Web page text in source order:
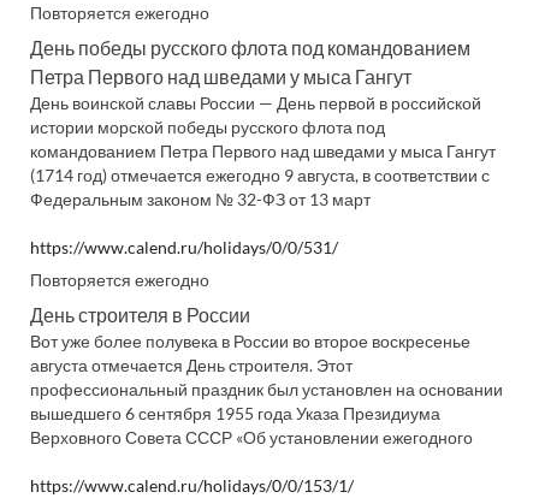
Повторяется ежегодно
День победы русского флота под командованием
Петра Первого над шведами у мыса Гангут
День воинской славы России — День первой в российской
истории морской победы русского флота под
командованием Петра Первого над шведами у мыса Гангут
(1714 год) отмечается ежегодно 9 августа, в соответствии с
Федеральным законом № 32-ФЗ от 13 март
https://www.calend.ru/holidays/0/0/531/
Повторяется ежегодно
День строителя в России
Вот уже более полувека в России во второе воскресенье
августа отмечается День строителя. Этот
профессиональный праздник был установлен на основании
вышедшего 6 сентября 1955 года Указа Президиума
Верховного Совета СССР «Об установлении ежегодного
https://www.calend.ru/holidays/0/0/153/1/